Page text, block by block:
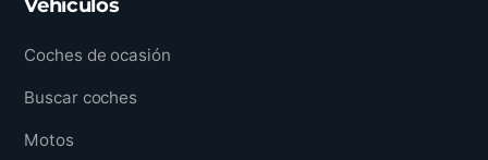
Coches de ocasión
Buscar coches
Motos